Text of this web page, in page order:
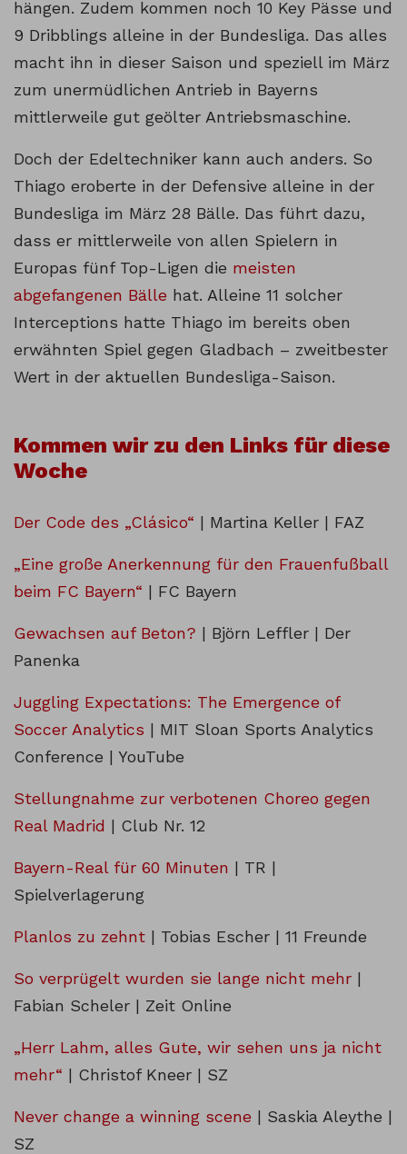
hängen. Zudem kommen noch 10 Key Pässe und
9 Dribblings alleine in der Bundesliga. Das alles
macht ihn in dieser Saison und speziell im März
zum unermüdlichen Antrieb in Bayerns
mittlerweile gut geölter Antriebsmaschine.
Doch der Edeltechniker kann auch anders. So
Thiago eroberte in der Defensive alleine in der
Bundesliga im März 28 Bälle. Das führt dazu,
dass er mittlerweile von allen Spielern in
Europas fünf Top-Ligen die meisten
abgefangenen Bälle hat. Alleine 11 solcher
Interceptions hatte Thiago im bereits oben
erwähnten Spiel gegen Gladbach – zweitbester
Wert in der aktuellen Bundesliga-Saison.
Kommen wir zu den Links für diese
Woche
Der Code des „Clásico“ | Martina Keller | FAZ
„Eine große Anerkennung für den Frauenfußball
beim FC Bayern“ | FC Bayern
Gewachsen auf Beton? | Björn Leffler | Der
Panenka
Juggling Expectations: The Emergence of
Soccer Analytics | MIT Sloan Sports Analytics
Conference | YouTube
Stellungnahme zur verbotenen Choreo gegen
Real Madrid | Club Nr. 12
Bayern-Real für 60 Minuten | TR |
Spielverlagerung
Planlos zu zehnt | Tobias Escher | 11 Freunde
So verprügelt wurden sie lange nicht mehr |
Fabian Scheler | Zeit Online
„Herr Lahm, alles Gute, wir sehen uns ja nicht
mehr“ | Christof Kneer | SZ
Never change a winning scene | Saskia Aleythe |
SZ